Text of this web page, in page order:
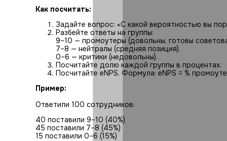
Как посчитать:
Задайте вопрос: «С какой вероятностью вы
Разбейте ответы на группы:
9–10 — промоутеры (довольны, готовы
7–8 — нейтралы (средняя позиция).
0–6 — критики (недовольны).
Посчитайте долю каждой группы в процентах.
Посчитайте eNPS. Формула: eNPS = %
Пример:
Ответили 100 сотрудников:
40 поставили 9–10 (40%)
45 поставили 7–8 (45%)
15 поставили 0–6 (15%)